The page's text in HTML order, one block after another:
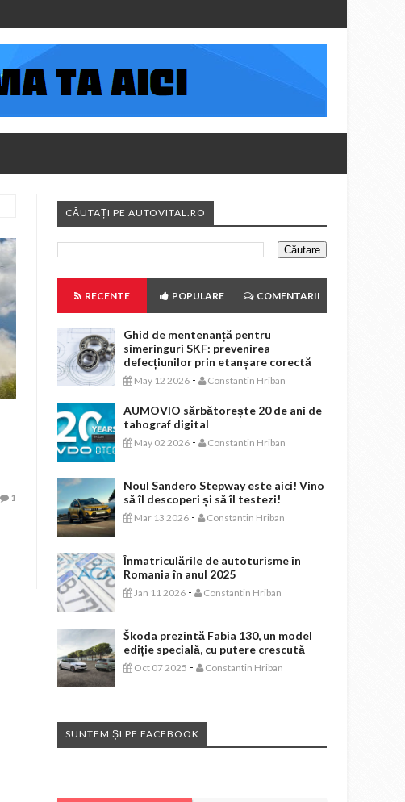
1
CĂUTAȚI PE AUTOVITAL.RO
RECENTE POPULARE COMENTARII
Ghid de mentenanță pentru
simeringuri SKF: prevenirea
defecțiunilor prin etanșare corectă
May 12 2026 - Constantin Hriban
AUMOVIO sărbătorește 20 de ani de
tahograf digital
May 02 2026 - Constantin Hriban
Noul Sandero Stepway este aici! Vino
să îl descoperi și să îl testezi!
Mar 13 2026 - Constantin Hriban
Înmatriculările de autoturisme în
Romania în anul 2025
Jan 11 2026 - Constantin Hriban
Škoda prezintă Fabia 130, un model
ediție specială, cu putere crescută
Oct 07 2025 - Constantin Hriban
SUNTEM ȘI PE FACEBOOK